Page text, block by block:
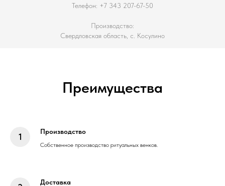
Телефон: +7 343 207-67-50
Производство:
Свердловская область, с. Косулино
Преимущества
Производство
Собственное производство ритуальных венков.
Доставка